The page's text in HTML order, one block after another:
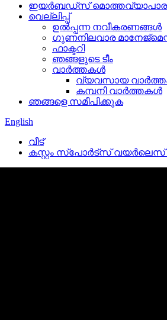
ഇയർബഡ്‌സ്
വെല്ലിപ്പ്
ഉൽപ്പന്ന നവീകരണങ്ങൾ
ഗുണനിലവാര
ഫാക്ടറി
ഞങ്ങളുടെ ടീം
വാർത്തകൾ
വ്യവസായ
കമ്പനി വാർത്തകൾ
ഞങ്ങളെ സമീപിക്കുക
English
വീട്
കസ്റ്റം സ്‌പോർട്‌സ്